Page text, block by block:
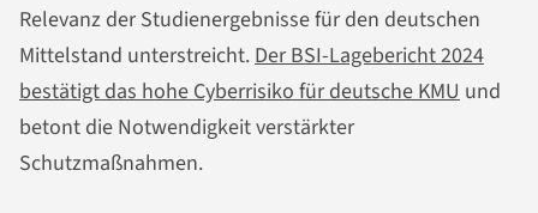
Relevanz der Studienergebnisse für den deutschen
Mittelstand unterstreicht. Der BSI-Lagebericht 2024
bestätigt das hohe Cyberrisiko für deutsche KMU und
betont die Notwendigkeit verstärkter
Schutzmaßnahmen.